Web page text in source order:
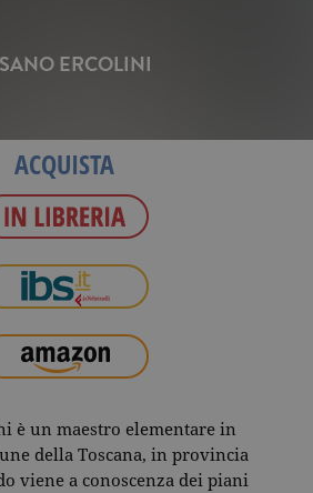
ERCOLINI
ACQUISTA
è un maestro elementare in
della Toscana, in provincia
viene a conoscenza dei piani